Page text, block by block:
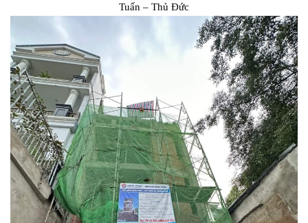
Tuấn – Thủ Đức